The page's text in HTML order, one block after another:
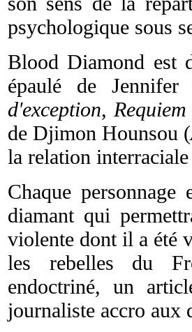
psychologique sous
Blood Diamond est
épaulé de
d'exception,
de Djimon Hounsou (
la relation
Chaque
diamant qui
violente dont il a été
les rebelles du
endoctriné, un
journaliste accro aux